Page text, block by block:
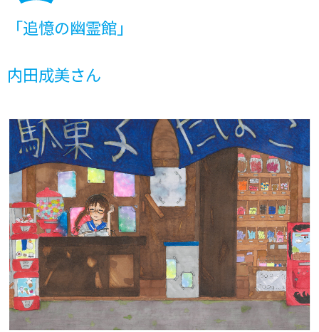
「追憶の幽霊館」
内田成美さん